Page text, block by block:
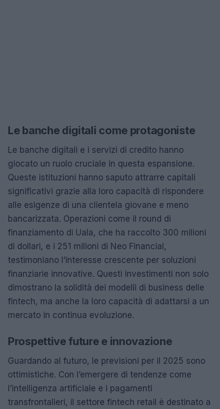
Le banche digitali come protagoniste
Le banche digitali e i servizi di credito hanno
giocato un ruolo cruciale in questa espansione.
Queste istituzioni hanno saputo attrarre capitali
significativi grazie alla loro capacità di rispondere
alle esigenze di una clientela giovane e meno
bancarizzata. Operazioni come il round di
finanziamento di Uala, che ha raccolto 300 milioni
di dollari, e i 251 milioni di Neo Financial,
testimoniano l’interesse crescente per soluzioni
finanziarie innovative. Questi investimenti non solo
dimostrano la solidità dei modelli di business delle
fintech, ma anche la loro capacità di adattarsi a un
mercato in continua evoluzione.
Prospettive future e innovazione
Guardando al futuro, le previsioni per il 2025 sono
ottimistiche. Con l’emergere di tendenze come
l’intelligenza artificiale e i pagamenti
transfrontalieri, il settore fintech retail è destinato a